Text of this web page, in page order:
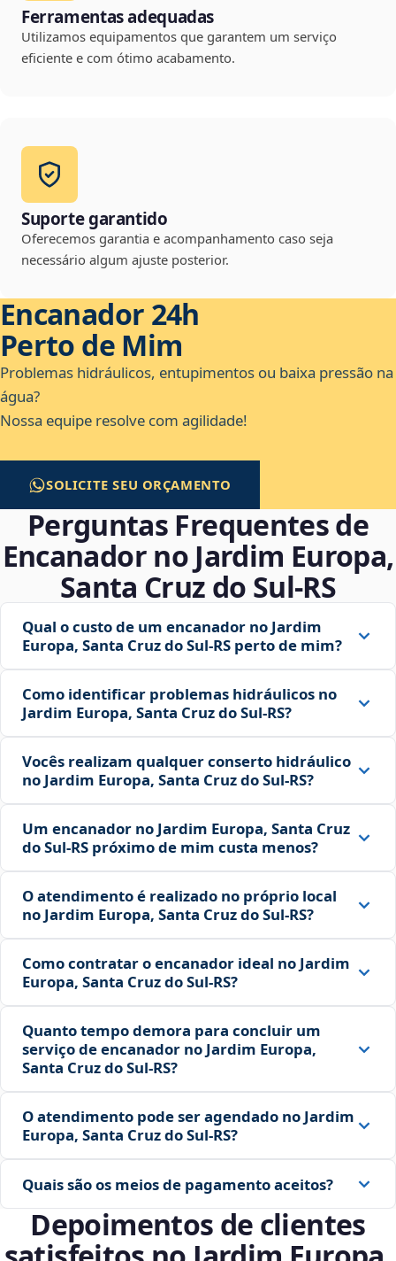
Ferramentas adequadas
Utilizamos equipamentos que garantem um serviço
eficiente e com ótimo acabamento.
Suporte garantido
Oferecemos garantia e acompanhamento caso seja
necessário algum ajuste posterior.
Encanador 24h
Perto de Mim
Problemas hidráulicos, entupimentos ou baixa pressão na
água?
Nossa equipe resolve com agilidade!
SOLICITE SEU ORÇAMENTO
Perguntas Frequentes de
Encanador no Jardim Europa,
Santa Cruz do Sul‑RS
Qual o custo de um encanador no Jardim
Europa, Santa Cruz do Sul‑RS perto de mim?
Como identificar problemas hidráulicos no
Jardim Europa, Santa Cruz do Sul‑RS?
Vocês realizam qualquer conserto hidráulico
no Jardim Europa, Santa Cruz do Sul‑RS?
Um encanador no Jardim Europa, Santa Cruz
do Sul‑RS próximo de mim custa menos?
O atendimento é realizado no próprio local
no Jardim Europa, Santa Cruz do Sul‑RS?
Como contratar o encanador ideal no Jardim
Europa, Santa Cruz do Sul‑RS?
Quanto tempo demora para concluir um
serviço de encanador no Jardim Europa,
Santa Cruz do Sul‑RS?
O atendimento pode ser agendado no Jardim
Europa, Santa Cruz do Sul‑RS?
Quais são os meios de pagamento aceitos?
Depoimentos de clientes